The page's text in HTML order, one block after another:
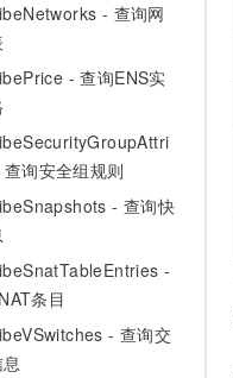
- 查询网
- 查询ENS实
询安全组规则
- 查询快
-
条目
- 查询交